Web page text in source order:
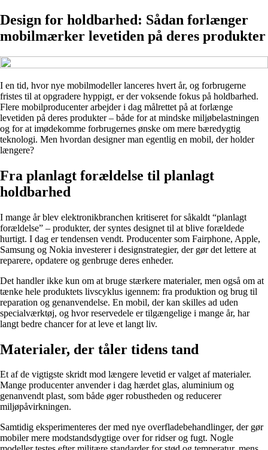
Design for holdbarhed: Sådan forlænger
mobilmærker levetiden på deres produkter
I en tid, hvor nye mobilmodeller lanceres hvert år, og forbrugerne
fristes til at opgradere hyppigt, er der voksende fokus på holdbarhed.
Flere mobilproducenter arbejder i dag målrettet på at forlænge
levetiden på deres produkter – både for at mindske miljøbelastningen
og for at imødekomme forbrugernes ønske om mere bæredygtig
teknologi. Men hvordan designer man egentlig en mobil, der holder
længere?
Fra planlagt forældelse til planlagt
holdbarhed
I mange år blev elektronikbranchen kritiseret for såkaldt “planlagt
forældelse” – produkter, der syntes designet til at blive forældede
hurtigt. I dag er tendensen vendt. Producenter som Fairphone, Apple,
Samsung og Nokia investerer i designstrategier, der gør det lettere at
reparere, opdatere og genbruge deres enheder.
Det handler ikke kun om at bruge stærkere materialer, men også om at
tænke hele produktets livscyklus igennem: fra produktion og brug til
reparation og genanvendelse. En mobil, der kan skilles ad uden
specialværktøj, og hvor reservedele er tilgængelige i mange år, har
langt bedre chancer for at leve et langt liv.
Materialer, der tåler tidens tand
Et af de vigtigste skridt mod længere levetid er valget af materialer.
Mange producenter anvender i dag hærdet glas, aluminium og
genanvendt plast, som både øger robustheden og reducerer
miljøpåvirkningen.
Samtidig eksperimenteres der med nye overfladebehandlinger, der gør
mobiler mere modstandsdygtige over for ridser og fugt. Nogle